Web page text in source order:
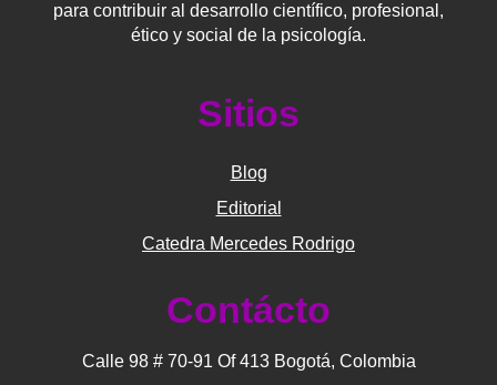
para contribuir al desarrollo científico, profesional,
ético y social de la psicología.
Sitios
Blog
Editorial
Catedra Mercedes Rodrigo
Contácto
Calle 98 # 70-91 Of 413 Bogotá, Colombia